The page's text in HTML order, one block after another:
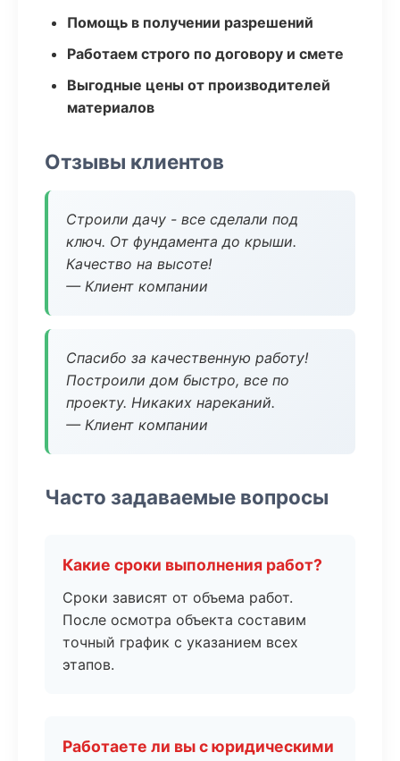
Помощь в получении разрешений
Работаем строго по договору и смете
Выгодные цены от производителей
материалов
Отзывы клиентов
Строили дачу - все сделали под
ключ. От фундамента до крыши.
Качество на высоте!
— Клиент компании
Спасибо за качественную работу!
Построили дом быстро, все по
проекту. Никаких нареканий.
— Клиент компании
Часто задаваемые вопросы
Какие сроки выполнения работ?
Сроки зависят от объема работ.
После осмотра объекта составим
точный график с указанием всех
этапов.
Работаете ли вы с юридическими